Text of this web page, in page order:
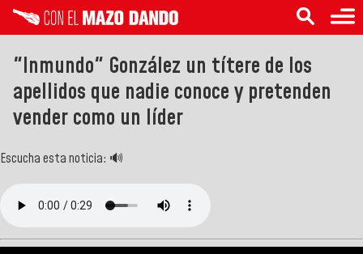
"Inmundo" González un títere de los
apellidos que nadie conoce y pretenden
vender como un líder
Escucha esta noticia: 🔊